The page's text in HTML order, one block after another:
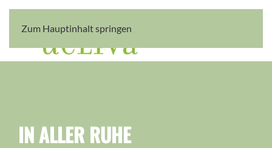
Zum Hauptinhalt springen
IN ALLER RUHE